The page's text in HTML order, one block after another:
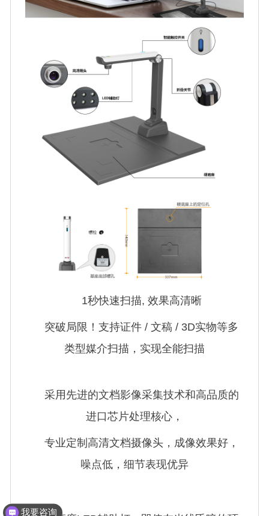
1秒快速扫描, 效果高清晰
突破局限！支持证件 / 文稿 / 3D实物等多
类型媒介扫描，实现全能扫描
采用先进的文档影像采集技术和高品质的
进口芯片处理核心，
专业定制高清文档摄像头，成像效果好，
噪点低，细节表现优异
我要咨询